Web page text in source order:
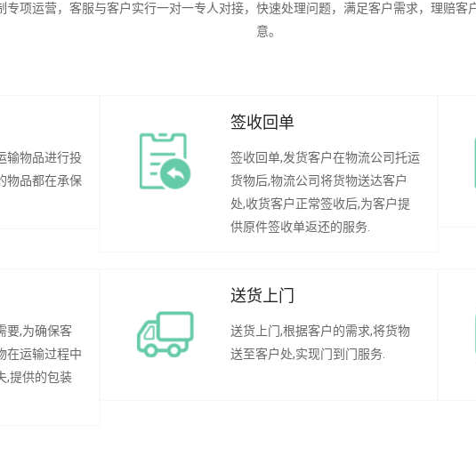
专项运营，客服与客户实行一对一专人对接，快速处理问题，满足客户需求，理赔客
意。
输物品进行投
物品都在承保
签收回单
签收回单,发货客户在物流公司托运
货物后,物流公司将货物送达客户
处,收货客户正常签收后,为客户提
供原件签收单返还的服务.
要,为确保客
在运输过程中
,提供的包装
送货上门
送货上门,根据客户的需求,将货物
送至客户处,实现门到门服务.